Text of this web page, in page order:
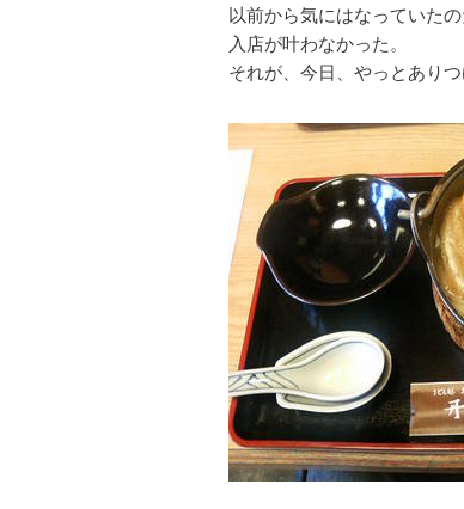
以前から気にはなっていた
入店が叶わなかった。
それが、今日、やっとありつ